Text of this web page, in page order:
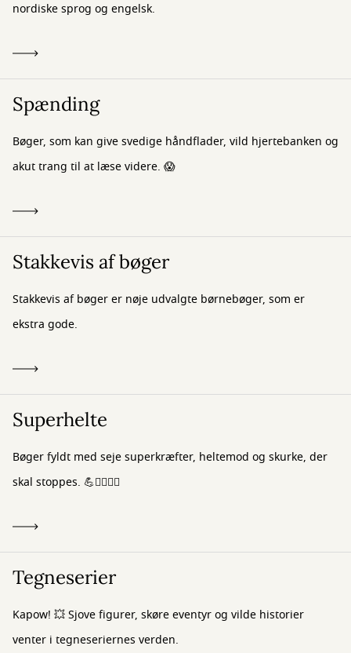
nordiske sprog og engelsk.
Spænding
Bøger, som kan give svedige håndflader, vild hjertebanken og
akut trang til at læse videre. 😱
Stakkevis af bøger
Stakkevis af bøger er nøje udvalgte børnebøger, som er
ekstra gode.
Superhelte
Bøger fyldt med seje superkræfter, heltemod og skurke, der
skal stoppes. 💪🦸‍♂️🦸‍♀️
Tegneserier
Kapow! 💥 Sjove figurer, skøre eventyr og vilde historier
venter i tegneseriernes verden.